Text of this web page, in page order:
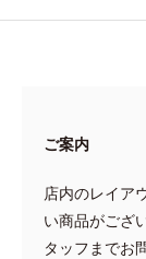
ご案内
店内のレイア
い商品がござ
タッフまでお